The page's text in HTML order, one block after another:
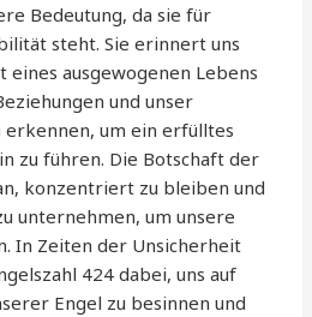
Bedeutung, da sie für
steht. Sie erinnert uns
ausgewogenen Lebens
und unser
erkennen, um ein erfülltes
zu führen. Die Botschaft der
konzentriert zu bleiben und
unternehmen, um unsere
In Zeiten der Unsicherheit
424 dabei, uns auf
Engel zu besinnen und